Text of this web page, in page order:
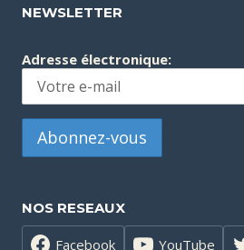
NEWSLETTER
Adresse électronique:
NOS RESEAUX
Facebook YouTube